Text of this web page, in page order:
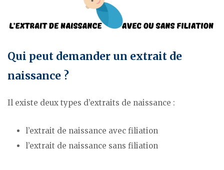
Qui peut demander un extrait de
naissance ?
Il existe deux types d’extraits de naissance :
l’extrait de naissance avec filiation
l’extrait de naissance sans filiation